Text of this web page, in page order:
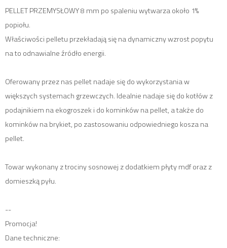
PELLET PRZEMYSŁOWY 8 mm po spaleniu wytwarza około 1%
popiołu.
Właściwości pelletu przekładają się na dynamiczny wzrost popytu
na to odnawialne źródło energii.
Oferowany przez nas pellet nadaje się do wykorzystania w
większych systemach grzewczych. Idealnie nadaje się do kotłów z
podajnikiem na ekogroszek i do kominków na pellet, a także do
kominków na brykiet, po zastosowaniu odpowiedniego kosza na
pellet.
Towar wykonany z trociny sosnowej z dodatkiem płyty mdf oraz z
domieszką pyłu.
--
Promocja!
Dane techniczne: